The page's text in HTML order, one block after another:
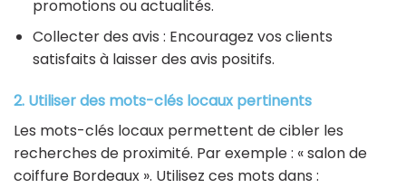
promotions ou actualités.
Collecter des avis : Encouragez vos clients
satisfaits à laisser des avis positifs.
2. Utiliser des mots-clés locaux pertinents
Les mots-clés locaux permettent de cibler les
recherches de proximité. Par exemple : « salon de
coiffure Bordeaux ». Utilisez ces mots dans :